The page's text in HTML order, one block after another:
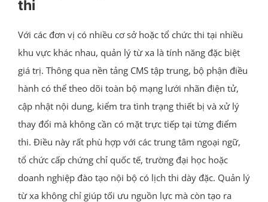
thi
Với các đơn vị có nhiều cơ sở hoặc tổ chức thi tại nhiều
khu vực khác nhau, quản lý từ xa là tính năng đặc biệt
giá trị. Thông qua nền tảng CMS tập trung, bộ phận điều
hành có thể theo dõi toàn bộ mạng lưới nhãn điện tử,
cập nhật nội dung, kiểm tra tình trạng thiết bị và xử lý
thay đổi mà không cần có mặt trực tiếp tại từng điểm
thi. Điều này rất phù hợp với các trung tâm ngoại ngữ,
tổ chức cấp chứng chỉ quốc tế, trường đại học hoặc
doanh nghiệp đào tạo nội bộ có lịch thi dày đặc. Quản lý
từ xa không chỉ giúp tối ưu nguồn lực mà còn tạo ra